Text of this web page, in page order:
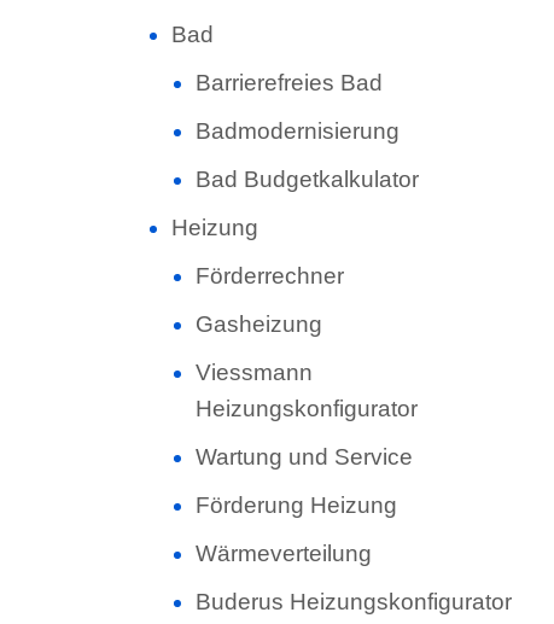
Bad
Barrierefreies Bad
Badmodernisierung
Bad Budgetkalkulator
Heizung
Förderrechner
Gasheizung
Viessmann
Heizungskonfigurator
Wartung und Service
Förderung Heizung
Wärmeverteilung
Buderus Heizungskonfigurator